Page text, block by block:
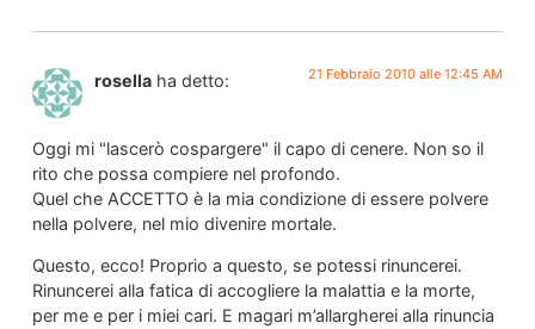
rosella ha detto: 21 Febbraio 2010 alle 12:45 AM
Oggi mi "lascerò cospargere" il capo di cenere. Non so il
rito che possa compiere nel profondo.
Quel che ACCETTO è la mia condizione di essere polvere
nella polvere, nel mio divenire mortale.
Questo, ecco! Proprio a questo, se potessi rinuncerei.
Rinuncerei alla fatica di accogliere la malattia e la morte,
per me e per i miei cari. E magari m’allargherei alla rinuncia